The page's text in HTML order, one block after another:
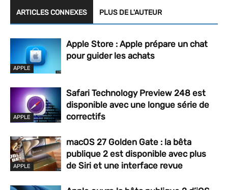
ARTICLES CONNEXES PLUS DE L'AUTEUR
APPLE
Apple Store : Apple prépare un chat
pour guider les achats
APPLE
Safari Technology Preview 248 est
disponible avec une longue série de
correctifs
APPLE
macOS 27 Golden Gate : la bêta
publique 2 est disponible avec plus
de Siri et une interface revue